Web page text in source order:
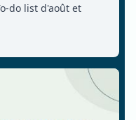
do list d'août et